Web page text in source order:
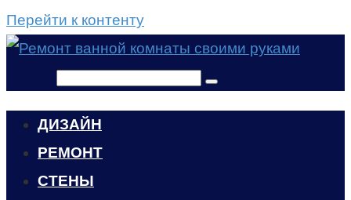
Перейти к контенту
ДИЗАЙН
РЕМОНТ
СТЕНЫ